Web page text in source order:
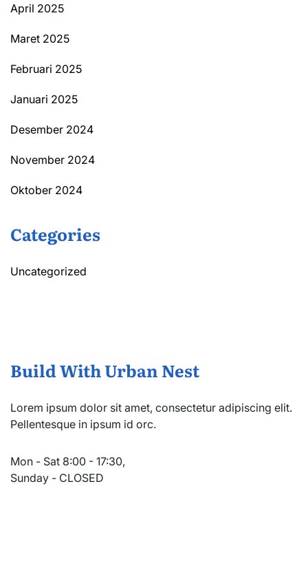
April 2025
Maret 2025
Februari 2025
Januari 2025
Desember 2024
November 2024
Oktober 2024
Categories
Uncategorized
Build With Urban Nest
Lorem ipsum dolor sit amet, consectetur adipiscing elit.
Pellentesque in ipsum id orc.
Mon - Sat 8:00 - 17:30,
Sunday - CLOSED